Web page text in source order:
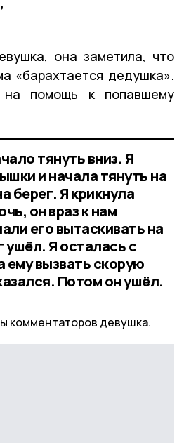
она заметила, что
«барахтается дедушка».
на помощь к попавшему
тянуть вниз. Я
и начала тянуть на
берег. Я крикнула
он враз к нам
его вытаскивать на
ушёл. Я осталась с
вызвать скорую
Потом он ушёл.
комментаторов девушка.